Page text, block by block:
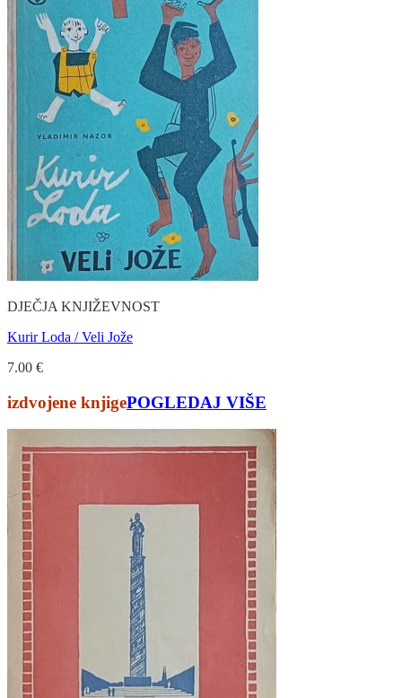
DJEČJA KNJIŽEVNOST
Kurir Loda / Veli Jože
7.00 €
izdvojene knjigePOGLEDAJ VIŠE